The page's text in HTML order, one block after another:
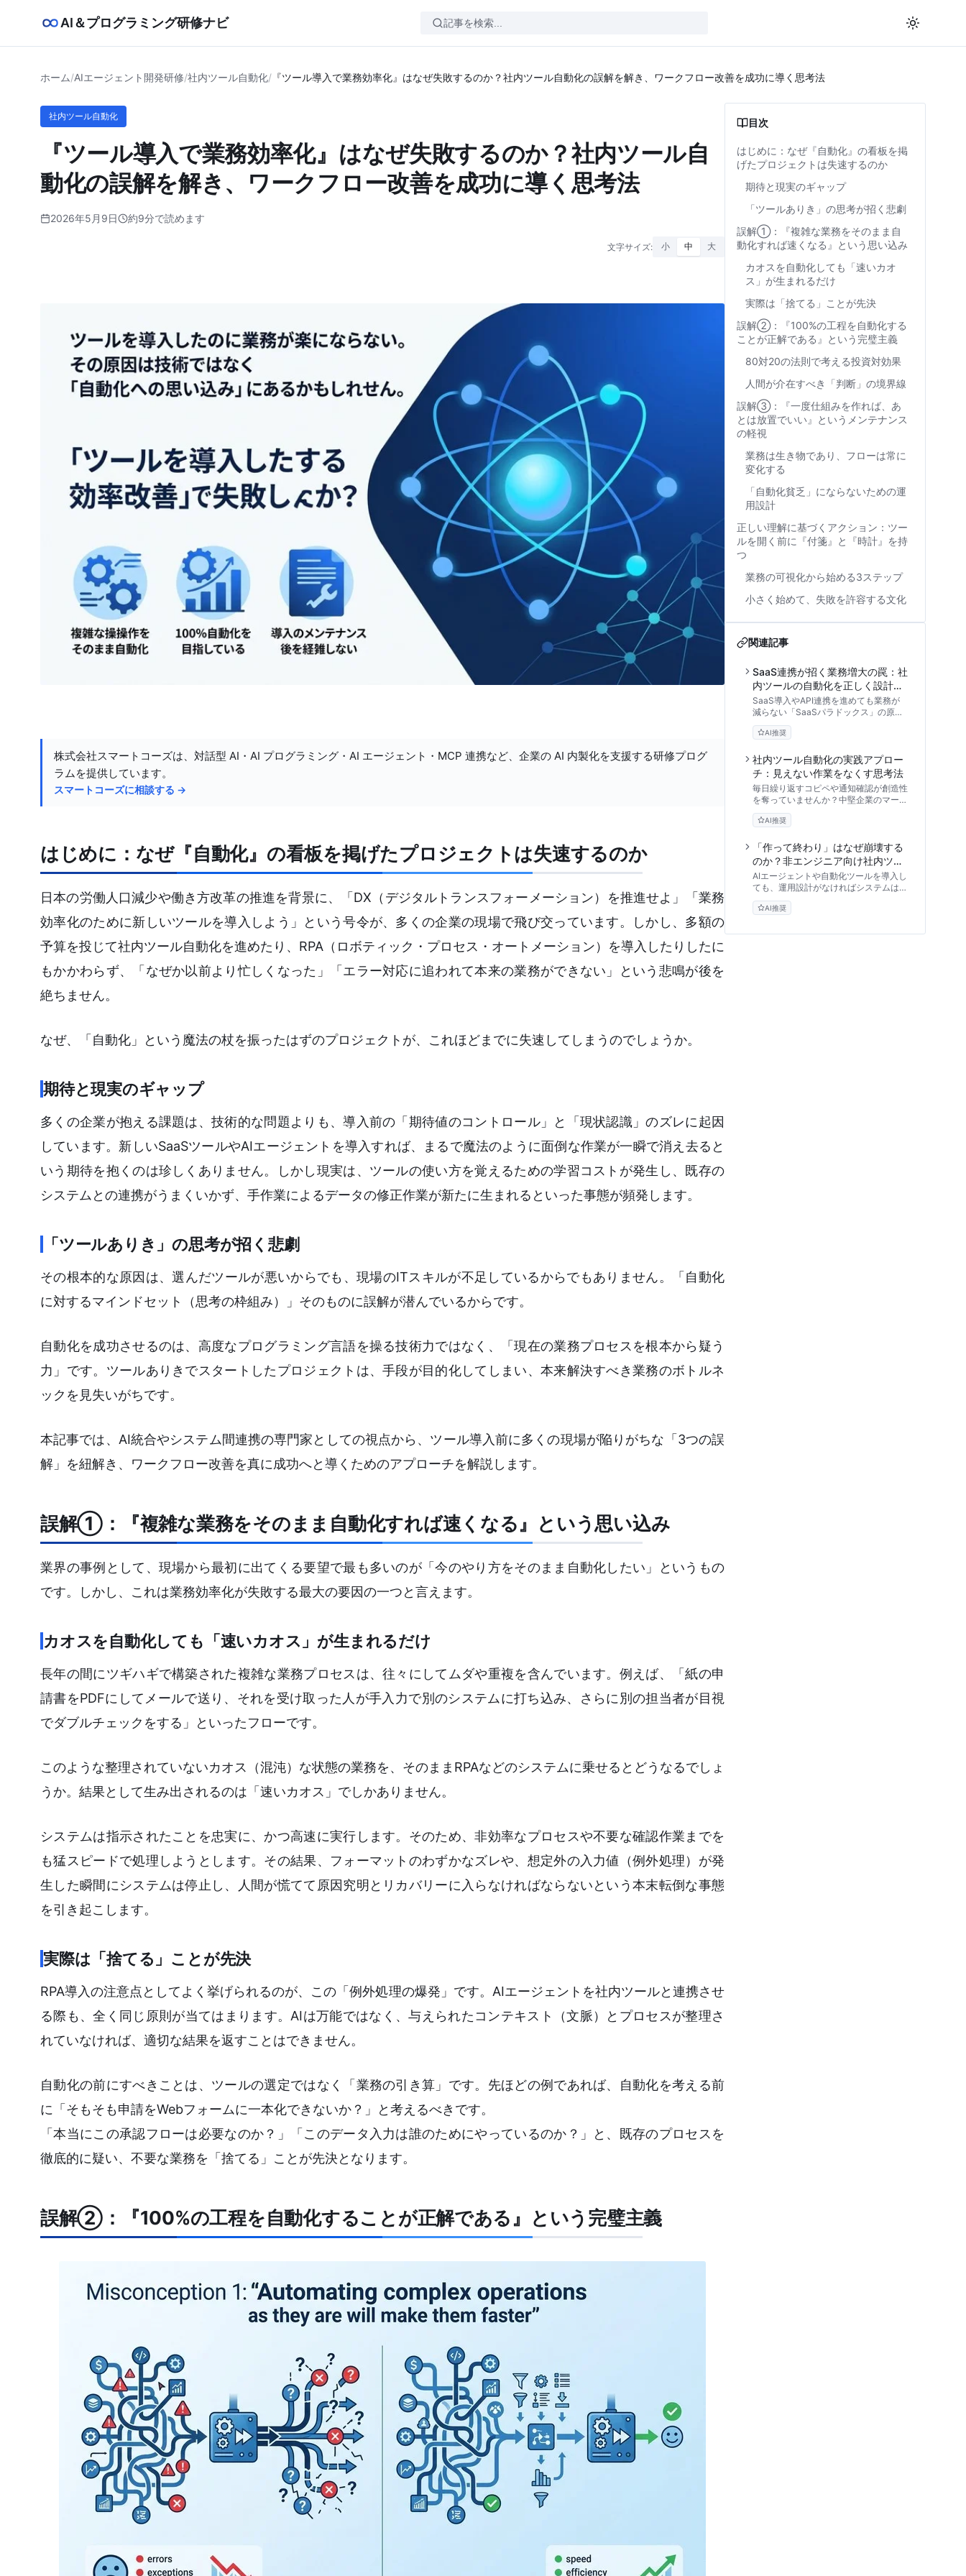
AI＆プログラミング研修ナビ
ホーム/AIエージェント開発研修/社内ツール自動化/ 『ツール導入で業務効率化』はなぜ失敗するのか？社内ツール自動化の誤解を解き、ワークフロー改善を成功に導く思考法
社内ツール自動化
『ツール導入で業務効率化』はなぜ失敗するのか？社内ツール自
動化の誤解を解き、ワークフロー改善を成功に導く思考法
2026年5月9日 約9分で読めます
文字サイズ: 小 中 大
株式会社スマートコーズは、対話型 AI・AI プログラミング・AI エージェント・MCP 連携など、企業の AI 内製化を支援する研修プログ
ラムを提供しています。
スマートコーズに相談する →
はじめに：なぜ『自動化』の看板を掲げたプロジェクトは失速するのか
日本の労働人口減少や働き方改革の推進を背景に、「DX（デジタルトランスフォーメーション）を推進せよ」「業務
効率化のために新しいツールを導入しよう」という号令が、多くの企業の現場で飛び交っています。しかし、多額の
予算を投じて社内ツール自動化を進めたり、RPA（ロボティック・プロセス・オートメーション）を導入したりしたに
もかかわらず、「なぜか以前より忙しくなった」「エラー対応に追われて本来の業務ができない」という悲鳴が後を
絶ちません。
なぜ、「自動化」という魔法の杖を振ったはずのプロジェクトが、これほどまでに失速してしまうのでしょうか。
期待と現実のギャップ
多くの企業が抱える課題は、技術的な問題よりも、導入前の「期待値のコントロール」と「現状認識」のズレに起因
しています。新しいSaaSツールやAIエージェントを導入すれば、まるで魔法のように面倒な作業が一瞬で消え去ると
いう期待を抱くのは珍しくありません。しかし現実は、ツールの使い方を覚えるための学習コストが発生し、既存の
システムとの連携がうまくいかず、手作業によるデータの修正作業が新たに生まれるといった事態が頻発します。
「ツールありき」の思考が招く悲劇
その根本的な原因は、選んだツールが悪いからでも、現場のITスキルが不足しているからでもありません。「自動化
に対するマインドセット（思考の枠組み）」そのものに誤解が潜んでいるからです。
自動化を成功させるのは、高度なプログラミング言語を操る技術力ではなく、「現在の業務プロセスを根本から疑う
力」です。ツールありきでスタートしたプロジェクトは、手段が目的化してしまい、本来解決すべき業務のボトルネ
ックを見失いがちです。
本記事では、AI統合やシステム間連携の専門家としての視点から、ツール導入前に多くの現場が陥りがちな「3つの誤
解」を紐解き、ワークフロー改善を真に成功へと導くためのアプローチを解説します。
誤解①：『複雑な業務をそのまま自動化すれば速くなる』という思い込み
業界の事例として、現場から最初に出てくる要望で最も多いのが「今のやり方をそのまま自動化したい」というもの
です。しかし、これは業務効率化が失敗する最大の要因の一つと言えます。
カオスを自動化しても「速いカオス」が生まれるだけ
長年の間にツギハギで構築された複雑な業務プロセスは、往々にしてムダや重複を含んでいます。例えば、「紙の申
請書をPDFにしてメールで送り、それを受け取った人が手入力で別のシステムに打ち込み、さらに別の担当者が目視
でダブルチェックをする」といったフローです。
このような整理されていないカオス（混沌）な状態の業務を、そのままRPAなどのシステムに乗せるとどうなるでしょ
うか。結果として生み出されるのは「速いカオス」でしかありません。
システムは指示されたことを忠実に、かつ高速に実行します。そのため、非効率なプロセスや不要な確認作業までを
も猛スピードで処理しようとします。その結果、フォーマットのわずかなズレや、想定外の入力値（例外処理）が発
生した瞬間にシステムは停止し、人間が慌てて原因究明とリカバリーに入らなければならないという本末転倒な事態
を引き起こします。
実際は「捨てる」ことが先決
RPA導入の注意点としてよく挙げられるのが、この「例外処理の爆発」です。AIエージェントを社内ツールと連携させ
る際も、全く同じ原則が当てはまります。AIは万能ではなく、与えられたコンテキスト（文脈）とプロセスが整理さ
れていなければ、適切な結果を返すことはできません。
自動化の前にすべきことは、ツールの選定ではなく「業務の引き算」です。先ほどの例であれば、自動化を考える前
に「そもそも申請をWebフォームに一本化できないか？」と考えるべきです。
「本当にこの承認フローは必要なのか？」「このデータ入力は誰のためにやっているのか？」と、既存のプロセスを
徹底的に疑い、不要な業務を「捨てる」ことが先決となります。
誤解②：『100%の工程を自動化することが正解である』という完璧主義
目次
はじめに：なぜ『自動化』の看板を掲
げたプロジェクトは失速するのか
期待と現実のギャップ
「ツールありき」の思考が招く悲劇
誤解①：『複雑な業務をそのまま自
動化すれば速くなる』という思い込み
カオスを自動化しても「速いカオ
ス」が生まれるだけ
実際は「捨てる」ことが先決
誤解②：『100%の工程を自動化する
ことが正解である』という完璧主義
80対20の法則で考える投資対効果
人間が介在すべき「判断」の境界線
誤解③：『一度仕組みを作れば、あ
とは放置でいい』というメンテナンス
の軽視
業務は生き物であり、フローは常に
変化する
「自動化貧乏」にならないための運
用設計
正しい理解に基づくアクション：ツー
ルを開く前に『付箋』と『時計』を持
つ
業務の可視化から始める3ステップ
小さく始めて、失敗を許容する文化
関連記事
SaaS連携が招く業務増大の罠：社
内ツールの自動化を正しく設計す
る引き算の思考法
SaaS導入やAPI連携を進めても業務が
減らない「SaaSパラドックス」の原因
と解決策を解説。ツール導入前に不可欠
な業務プロセスの引き算、データの標準
ークフロー設計の原則を提示します。
AI推奨
社内ツール自動化の実践アプロー
チ：見えない作業をなくす思考法
毎日繰り返すコピペや通知確認が創造性
を奪っていませんか？中堅企業のマーケ
ティング・営業推進担当者向けに、
iPaaS（Makeやn8n等）を活用した社
ートの鉄則を専門家が解説します。
AI推奨
「作って終わり」はなぜ崩壊する
のか？非エンジニア向け社内ツー
ル自動化・持続可能ロードマップ
AIエージェントや自動化ツールを導入し
ても、運用設計がなければシステムはす
ぐに破綻します。非エンジニアでも実践
できる、属人化を防ぎ、保守性を高める
プ」を専門家の視点から徹底解説しま
AI推奨